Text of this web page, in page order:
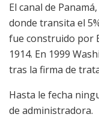
El canal de
donde transita el
fue construido por
1914. En 1999
tras la firma de
Hasta le fecha
de administradora.